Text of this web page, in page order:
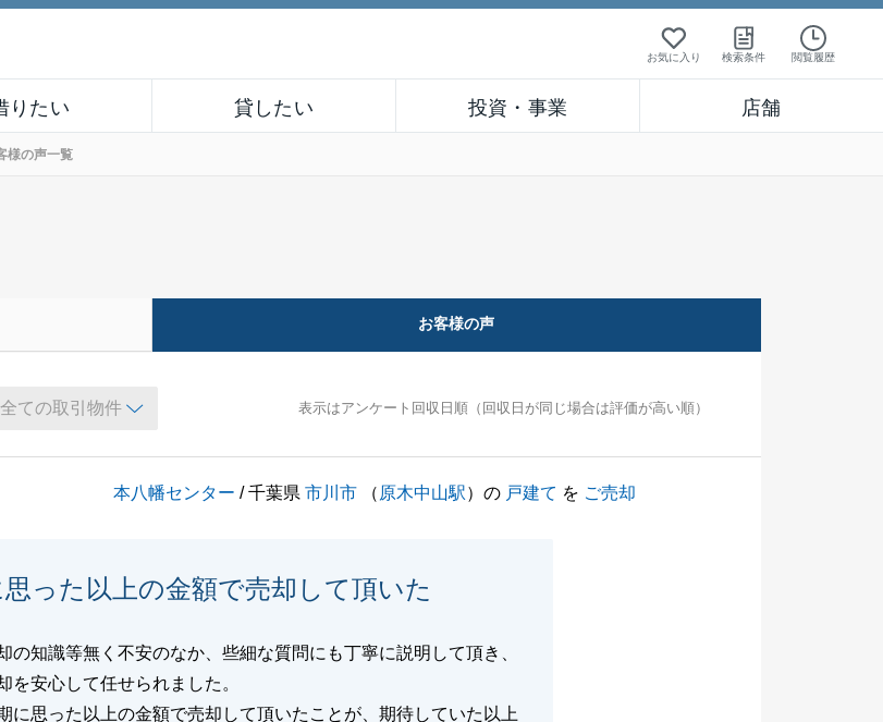
お気に入り 検索条件 閲覧履歴
りたい 貸したい 投資・事業 店舗
様の声一覧
お客様の声
表示はアンケート回収日順（回収日が同じ場合は評価が高い順）
本八幡センター / 千葉県市川市 （ 原木中山駅）の 戸建て を ご売却
った以上の金額で売却して頂いた
の知識等無く不安のなか、些細な質問にも丁寧に説明して頂き、
を安心して任せられました。
に思った以上の金額で売却して頂いたことが、期待していた以上